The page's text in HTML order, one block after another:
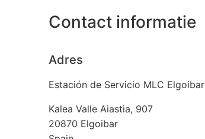
Contact informatie
Adres
Estación de Servicio MLC Elgoibar
Kalea Valle Aiastia, 907
20870 Elgoibar